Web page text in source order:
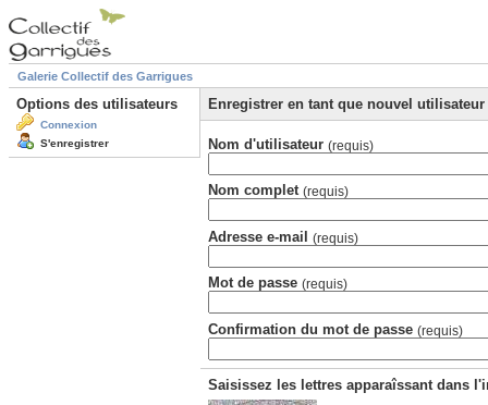
Galerie Collectif des Garrigues
Options des utilisateurs
Connexion
S'enregistrer
Enregistrer en tant que nouvel utilisateur
Nom d'utilisateur (requis)
Nom complet (requis)
Adresse e-mail (requis)
Mot de passe (requis)
Confirmation du mot de passe (requis)
Saisissez les lettres apparaîssant dans